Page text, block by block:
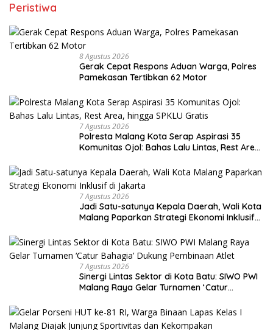
Peristiwa
8 Agustus 2026
Gerak Cepat Respons Aduan Warga, Polres
Pamekasan Tertibkan 62 Motor
7 Agustus 2026
Polresta Malang Kota Serap Aspirasi 35
Komunitas Ojol: Bahas Lalu Lintas, Rest Area,
7 Agustus 2026
Jadi Satu-satunya Kepala Daerah, Wali Kota
Malang Paparkan Strategi Ekonomi Inklusif
7 Agustus 2026
Sinergi Lintas Sektor di Kota Batu: SIWO PWI
Malang Raya Gelar Turnamen ‘Catur